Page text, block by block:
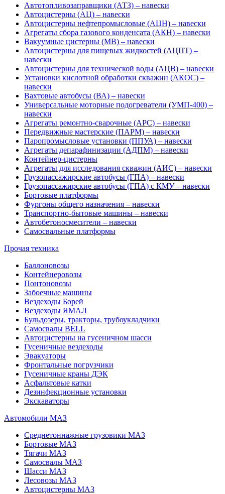
Автотопливозаправщики (АТЗ) – навески
Автоцистерны (АЦ) – навески
Автоцистерны нефтепромысловые (АЦН) – навески
Агрегаты сбора газового конденсата (АКН) – навески
Вакуумные цистерны (МВ) – навески
Автоцистерны для пищевых жидкостей (АЦПТ) –
навески
Автоцистерны для технической воды (АЦВ) – навески
Установки кислотной обработки скважин (АКОС) –
навески
Вахтовые автобусы (ВА) – навески
Универсальные моторные подогреватели (УМП-400) –
навески
Агрегаты ремонтно-сварочные (АРС) – навески
Передвижные мастерские (ПАРМ) – навески
Паропромысловые установки (ППУА) – навески
Агрегаты депарафинизации (АДПМ) – навески
Контейнер-цистерны
Агрегаты для исследования скважин (АИС) – навески
Грузопассажирские автобусы (ГПА) – навески
Грузопассажирские автобусы (ГПА) с КМУ – навески
Бортовые платформы
Фургоны общего назначения – навески
Транспортно-бытовые машины – навески
Автобетоносмесители – навески
Самосвальные платформы
Прочая техника
Баллоновозы
Контейнеровозы
Понтоновозы
Забоечные машины
Вездеходы Борей
Вездеходы ЯМАЛ
Бульдозеры, тракторы, трубоукладчики
Самосвалы BELL
Автоцистерны на гусеничном шасси
Гусеничные вездеходы
Эвакуаторы
Фронтальные погрузчики
Гусеничные краны ДЭК
Асфальтовые катки
Дезинфекционные установки
Экскаваторы
Автомобили МАЗ
Среднетоннажные грузовики МАЗ
Бортовые МАЗ
Тягачи МАЗ
Самосвалы МАЗ
Шасси МАЗ
Лесовозы МАЗ
Автоцистерны МАЗ